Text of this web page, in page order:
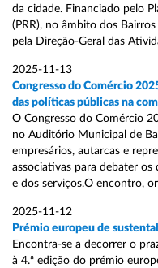
da cidade. Financiado pelo
(PRR), no âmbito dos
pela Direção-Geral das
2025-11-13
Congresso do Comércio
das políticas públicas na
O Congresso do Comércio
no Auditório Municipal de
empresários, autarcas e
associativas para debater
e dos serviços.O encontro,
2025-11-12
Prémio europeu de
Encontra-se a decorrer o
à 4.ª edição do prémio